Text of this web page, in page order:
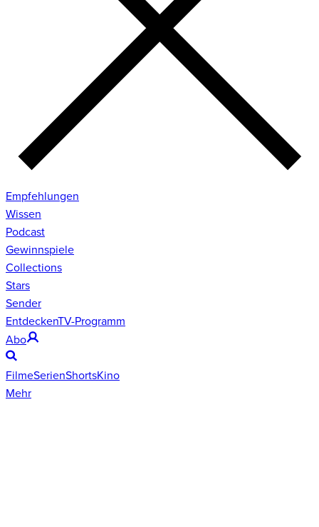
Empfehlungen
Wissen
Podcast
Gewinnspiele
Collections
Stars
Sender
EntdeckenTV-Programm
Abo
FilmeSerienShortsKino
Mehr